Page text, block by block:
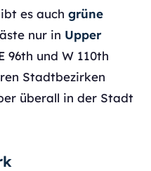
es auch grüne
nur in Upper
96th und W 110th
Stadtbezirken
überall in der Stadt